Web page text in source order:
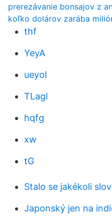
prerezávanie bonsajov z
koľko dolárov zarába
thf
YeyA
ueyoI
TLagl
hqfg
xw
tG
Stalo se jakékoli
Japonský jen na